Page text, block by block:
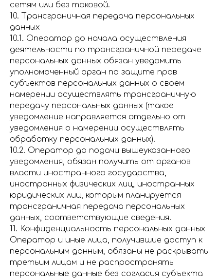
сетям или без таковой.
10. Трансграничная передача персональных
данных
10.1. Оператор до начала осуществления
деятельности по трансграничной передаче
персональных данных обязан уведомить
уполномоченный орган по защите прав
субъектов персональных данных о своем
намерении осуществлять трансграничную
передачу персональных данных (такое
уведомление направляется отдельно от
уведомления о намерении осуществлять
обработку персональных данных).
10.2. Оператор до подачи вышеуказанного
уведомления, обязан получить от органов
власти иностранного государства,
иностранных физических лиц, иностранных
юридических лиц, которым планируется
трансграничная передача персональных
данных, соответствующие сведения.
11. Конфиденциальность персональных данных
Оператор и иные лица, получившие доступ к
персональным данным, обязаны не раскрывать
третьим лицам и не распространять
персональные данные без согласия субъекта